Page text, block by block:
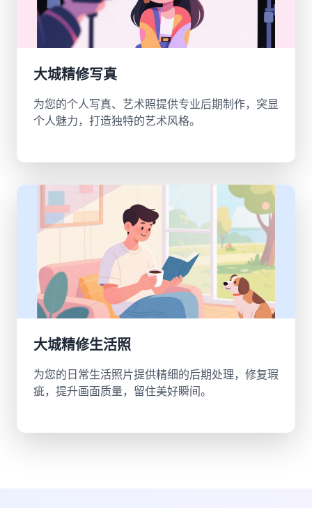
大城精修写真
为您的个人写真、艺术照提供专业后期制作，突显
个人魅力，打造独特的艺术风格。
大城精修生活照
为您的日常生活照片提供精细的后期处理，修复瑕
疵，提升画面质量，留住美好瞬间。